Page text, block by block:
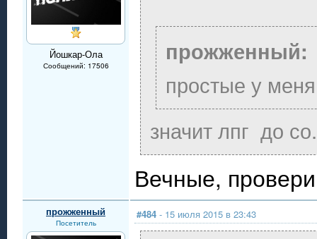
Йошкар-Ола
Сообщений: 17506
прожженный:
простые у
значит лпг до
Вечные,
прожженный
Посетитель
#484 - 15 июля 2015 в 23:43